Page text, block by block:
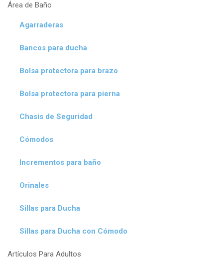
Área de Baño
Agarraderas
Bancos para ducha
Bolsa protectora para brazo
Bolsa protectora para pierna
Chasis de Seguridad
Cómodos
Incrementos para baño
Orinales
Sillas para Ducha
Sillas para Ducha con Cómodo
Artículos Para Adultos